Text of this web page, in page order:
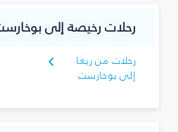
رحلات رخيصة إلى
رحلات من ريغا
إلى بوخارست